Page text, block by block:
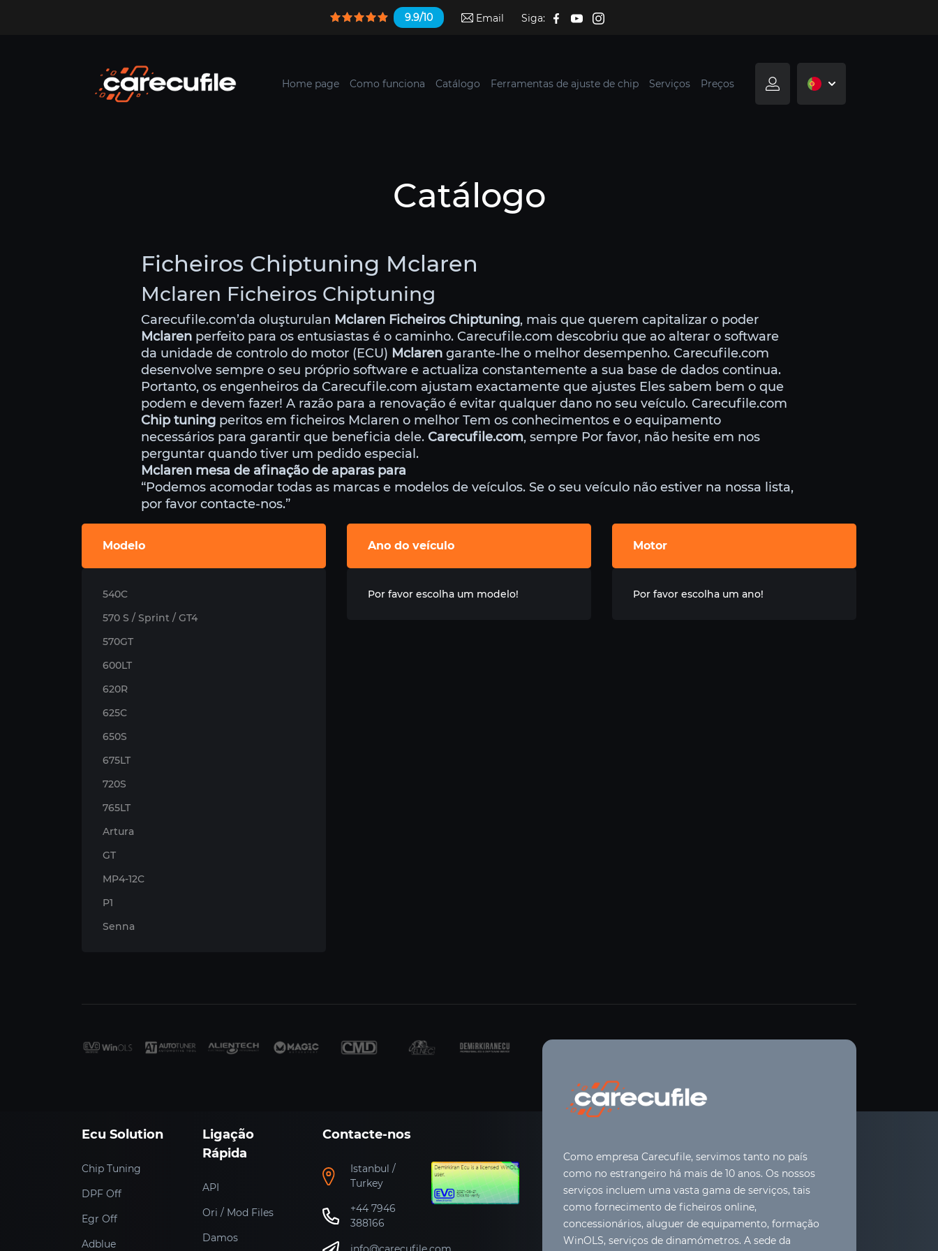
9.9/10 Email Siga:
Home page Como funciona Catálogo Ferramentas de ajuste de chip Serviços Preços
Catálogo
Ficheiros Chiptuning Mclaren
Mclaren Ficheiros Chiptuning
Carecufile.com’da oluşturulan Mclaren Ficheiros Chiptuning, mais que querem capitalizar o poder
Mclaren perfeito para os entusiastas é o caminho. Carecufile.com descobriu que ao alterar o software
da unidade de controlo do motor (ECU) Mclaren garante-lhe o melhor desempenho. Carecufile.com
desenvolve sempre o seu próprio software e actualiza constantemente a sua base de dados continua.
Portanto, os engenheiros da Carecufile.com ajustam exactamente que ajustes Eles sabem bem o que
podem e devem fazer! A razão para a renovação é evitar qualquer dano no seu veículo. Carecufile.com
Chip tuning peritos em ficheiros Mclaren o melhor Tem os conhecimentos e o equipamento
necessários para garantir que beneficia dele. Carecufile.com, sempre Por favor, não hesite em nos
perguntar quando tiver um pedido especial.
Mclaren mesa de afinação de aparas para
“Podemos acomodar todas as marcas e modelos de veículos. Se o seu veículo não estiver na nossa lista,
por favor contacte-nos.”
Modelo
540C
570 S / Sprint / GT4
570GT
600LT
620R
625C
650S
675LT
720S
765LT
Artura
GT
MP4-12C
P1
Senna
Ano do veículo
Por favor escolha um modelo!
Motor
Por favor escolha um ano!
Ecu Solution
Chip Tuning
DPF Off
Egr Off
Adblue
Ligação
Rápida
API
Ori / Mod Files
Damos
Contacte-nos
Istanbul /
Turkey
+44 7946
388166
Como empresa Carecufile, servimos tanto no país
como no estrangeiro há mais de 10 anos. Os nossos
serviços incluem uma vasta gama de serviços, tais
como fornecimento de ficheiros online,
concessionários, aluguer de equipamento, formação
WinOLS, serviços de dinamómetros. A sede da